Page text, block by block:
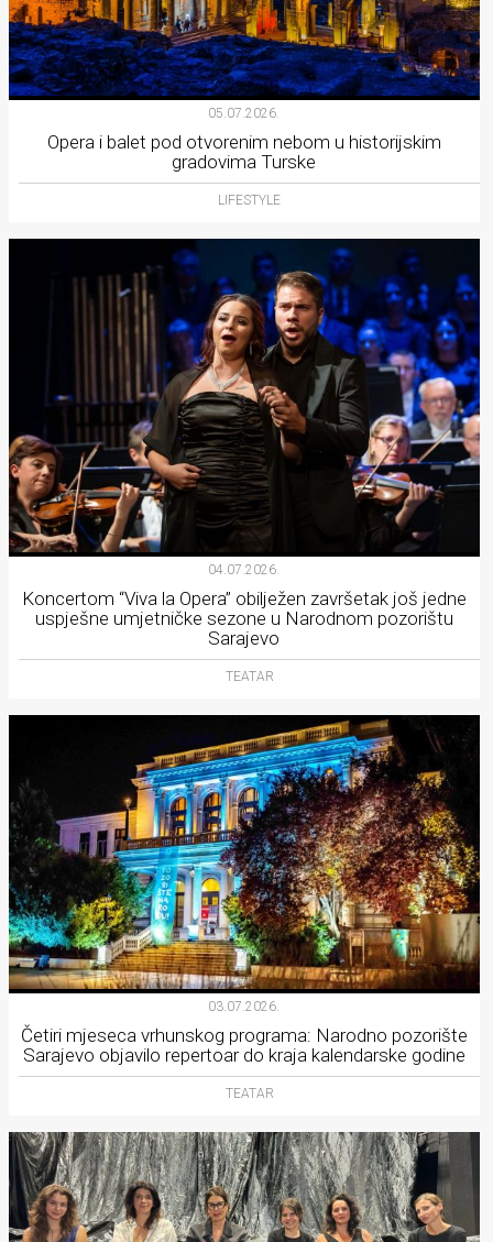
05.07.2026.
Opera i balet pod otvorenim nebom u historijskim
gradovima Turske
LIFESTYLE
04.07.2026.
Koncertom “Viva la Opera” obilježen završetak još jedne
uspješne umjetničke sezone u Narodnom pozorištu
Sarajevo
TEATAR
03.07.2026.
Četiri mjeseca vrhunskog programa: Narodno pozorište
Sarajevo objavilo repertoar do kraja kalendarske godine
TEATAR